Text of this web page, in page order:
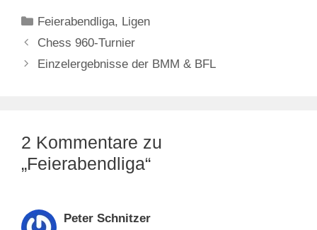
Kategorien
Feierabendliga, Ligen
Chess 960-Turnier
Einzelergebnisse der BMM & BFL
2 Kommentare zu
„Feierabendliga“
Peter Schnitzer